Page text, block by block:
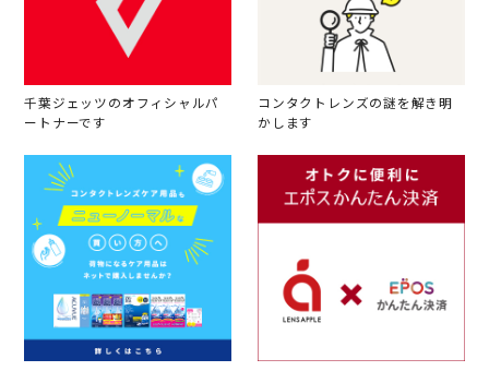
千葉ジェッツのオフィシャルパ
ートナーです
コンタクトレンズの謎を解き明
かします